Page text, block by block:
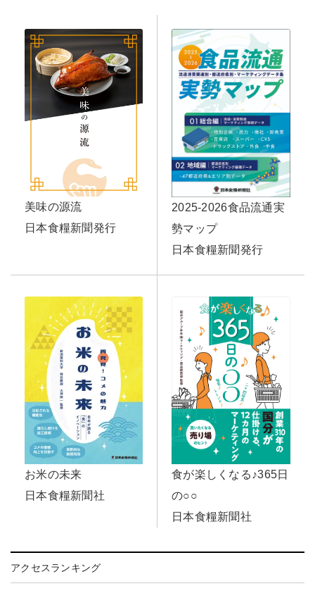
美味の源流
日本食糧新聞発行
2025-2026食品流通実
勢マップ
日本食糧新聞発行
お米の未来
日本食糧新聞社
食が楽しくなる♪365日
の○○
日本食糧新聞社
アクセスランキング